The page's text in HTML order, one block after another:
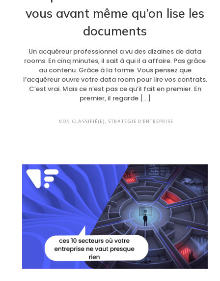
vous avant même qu’on lise les
documents
Un acquéreur professionnel a vu des dizaines de data
rooms. En cinq minutes, il sait à qui il a affaire. Pas grâce
au contenu. Grâce à la forme. Vous pensez que
l’acquéreur ouvre votre data room pour lire vos contrats.
C’est vrai. Mais ce n’est pas ce qu’il fait en premier. En
premier, il regarde […]
NON CLASSIFIÉ(E), STRATÉGIE D'ENTREPRISE